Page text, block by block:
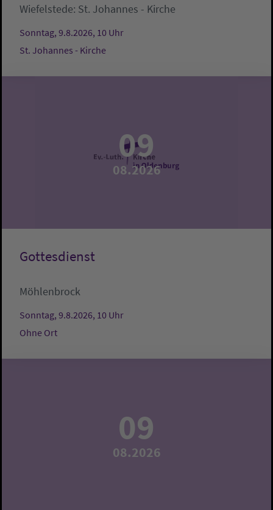
Wiefelstede: St. Johannes - Kirche
Sonntag, 9.8.2026, 10 Uhr
St. Johannes - Kirche
09
08.2026
Gottesdienst
Möhlenbrock
Sonntag, 9.8.2026, 10 Uhr
Ohne Ort
09
08.2026